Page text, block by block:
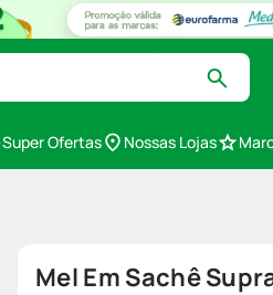
Super Ofertas Nossas Lojas
Mel Em Sachê